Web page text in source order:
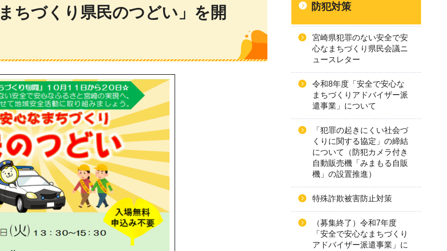
ちづくり県民のつどい」を開 防犯対策
宮崎県犯罪のない安全で安
心なまちづくり県民会議ニ
ュースレター
令和8年度「安全で安心な
まちづくりアドバイザー派
遣事業」について
「犯罪の起きにくい社会づ
くりに関する協定」の締結
について（防犯カメラ付き
自動販売機「みまもる自販
機」の設置推進）
特殊詐欺被害防止対策
（募集終了）令和7年度
「安全で安心なまちづくり
アドバイザー派遣事業」に